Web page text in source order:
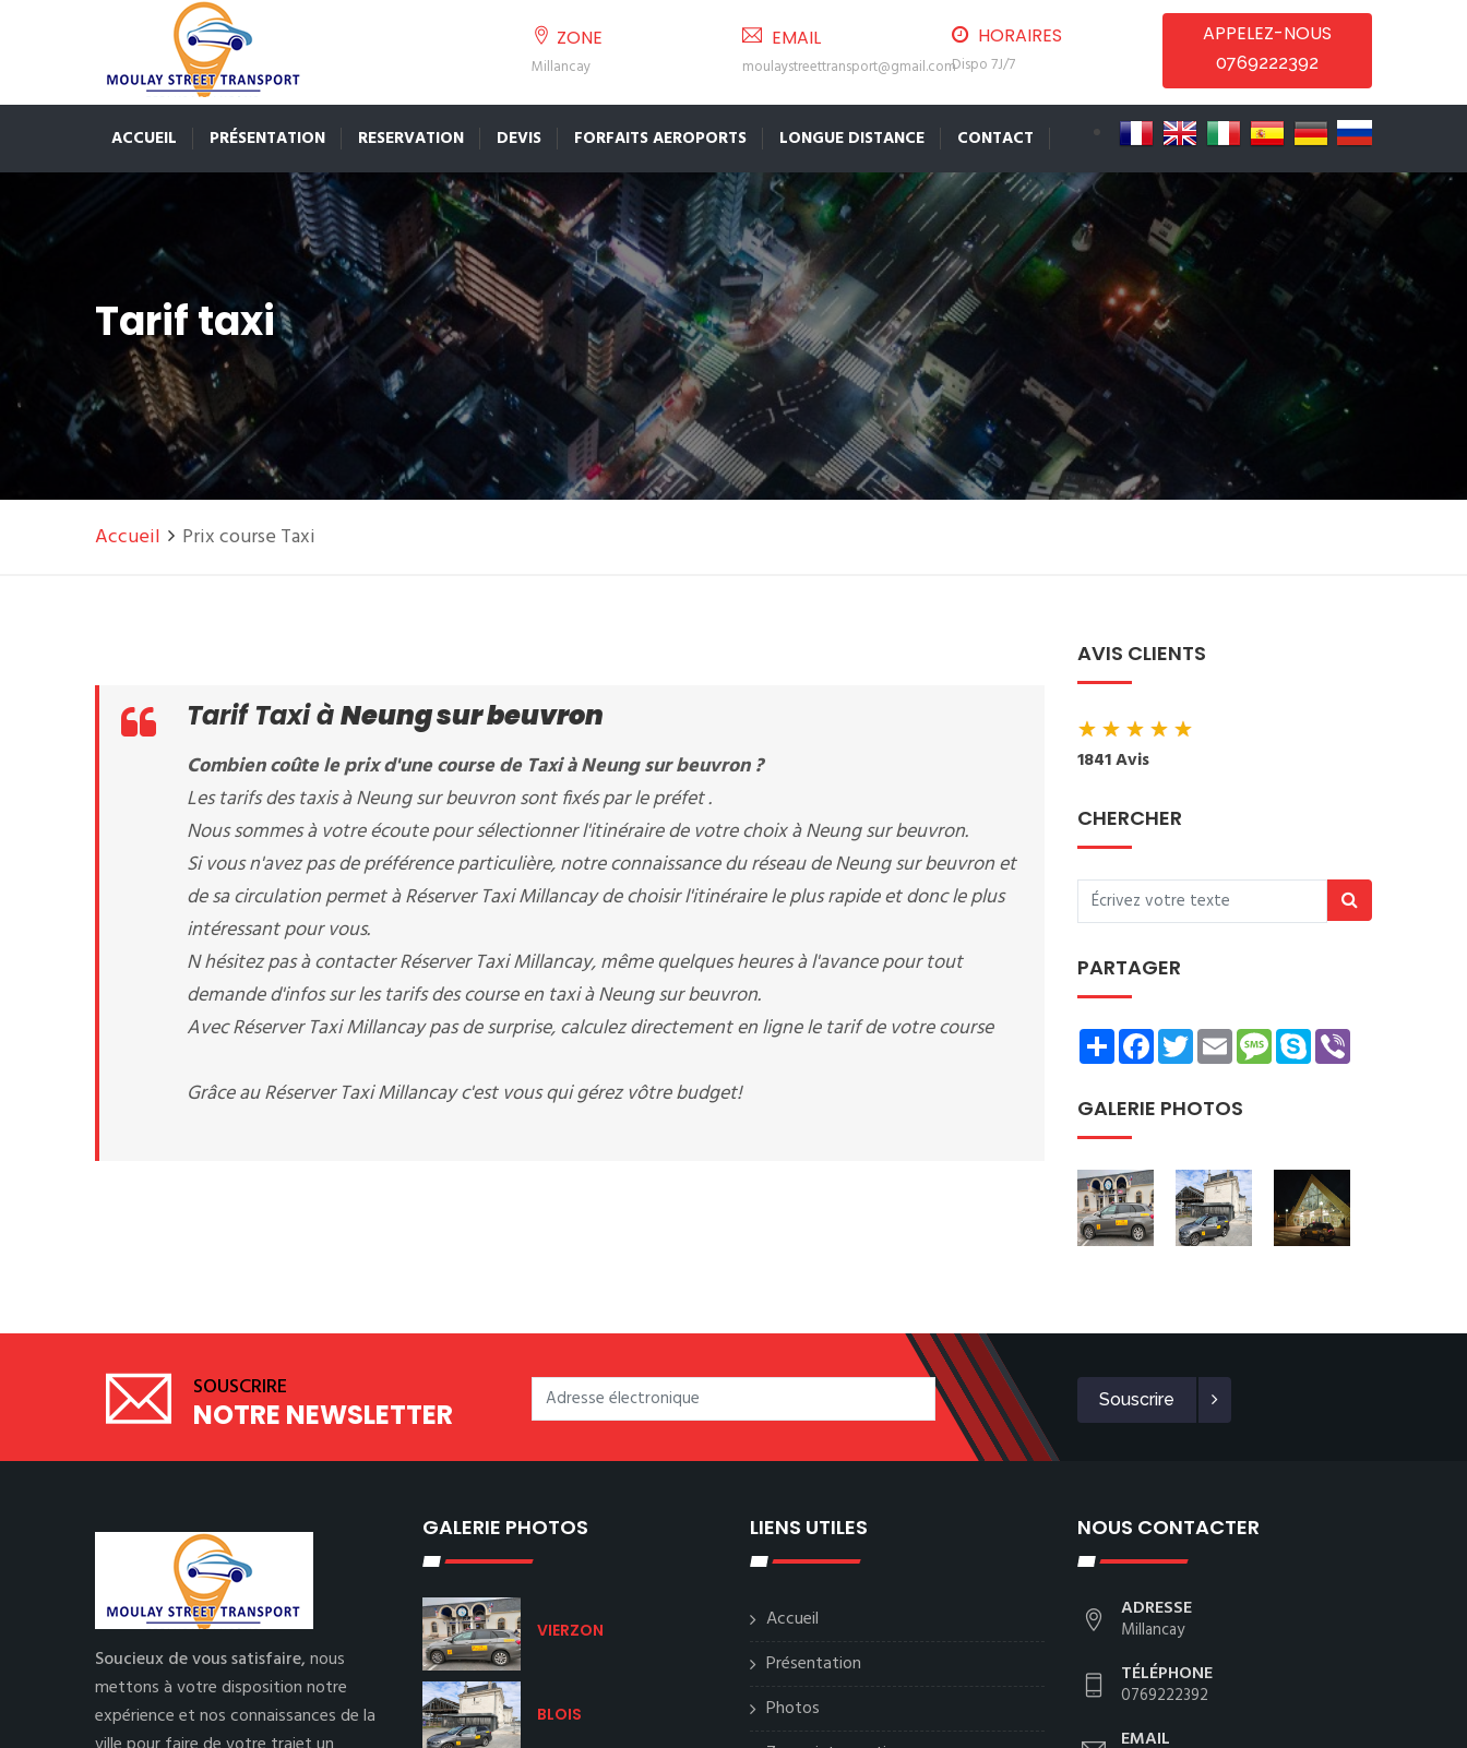
ZONE
Millancay
EMAIL
moulaystreettransport@gmail.com
HORAIRES
Dispo 7J/7
APPELEZ-NOUS
0769222392
ACCUEIL PRÉSENTATION RESERVATION DEVIS FORFAITS AEROPORTS LONGUE DISTANCE CONTACT
Tarif taxi
Accueil Prix course Taxi
Tarif Taxi àNeung sur beuvron
Combien coûte le prix d'une course de Taxi à Neung sur beuvron ?
Les tarifs des taxis à Neung sur beuvron sont fixés par le préfet .
Nous sommes à votre écoute pour sélectionner l'itinéraire de votre choix à Neung sur beuvron.
Si vous n'avez pas de préférence particulière, notre connaissance du réseau de Neung sur beuvron et
de sa circulation permet à Réserver Taxi Millancay de choisir l'itinéraire le plus rapide et donc le plus
intéressant pour vous.
N hésitez pas à contacter Réserver Taxi Millancay, même quelques heures à l'avance pour tout
demande d'infos sur les tarifs des course en taxi à Neung sur beuvron.
Avec Réserver Taxi Millancay pas de surprise, calculez directement en ligne le tarif de votre course
Grâce au Réserver Taxi Millancay c'est vous qui gérez vôtre budget!
AVIS CLIENTS
★★★★★
1841 Avis
CHERCHER
PARTAGER
ShareFacebookTwitterEmailMessage
Skype
GALERIE PHOTOS
SOUSCRIRE
NOTRE NEWSLETTER Souscrire
Soucieux de vous satisfaire,nous
mettons à votre disposition notre
expérience et nos connaissances de la
GALERIE PHOTOS
VIERZON
BLOIS
LIENS UTILES
Accueil
Présentation
Photos
NOUS CONTACTER
ADRESSE
Millancay
TÉLÉPHONE
0769222392
EMAIL